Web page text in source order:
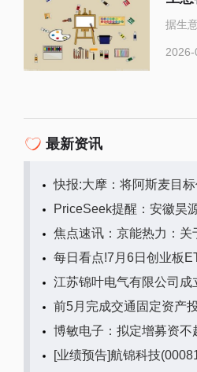
据生
2026-
最新资讯
快报:大摩：将阿斯麦目
PriceSeek提醒：安徽昊
焦点速讯：京能热力：
每日看点!7月6日创业板
江苏锦叶电气有限公司
前5月完成交通固定资产
博敏电子：拟定增募资
[业绩预告]航锦科技